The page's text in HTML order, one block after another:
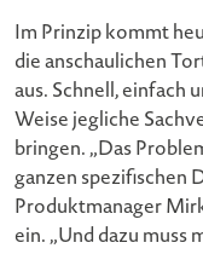
Im Prinzip kommt
die anschaulichen
aus. Schnell, einfach
Weise jegliche
bringen. „Das
ganzen spezifischen
Produktmanager
ein. „Und dazu muss